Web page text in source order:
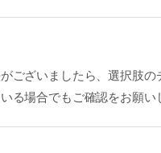
ございましたら、選択肢の
る場合でもご確認をお願い